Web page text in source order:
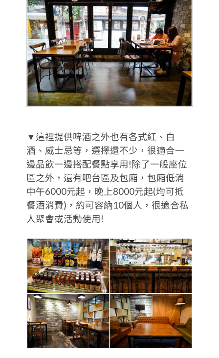
▼這裡提供啤酒之外也有各式紅、白
酒、威士忌等，選擇還不少，很適合一
邊品飲一邊搭配餐點享用!除了一般座位
區之外，還有吧台區及包廂，包廂低消
中午6000元起，晚上8000元起(均可抵
餐酒消費)，約可容納10個人，很適合私
人聚會或活動使用!